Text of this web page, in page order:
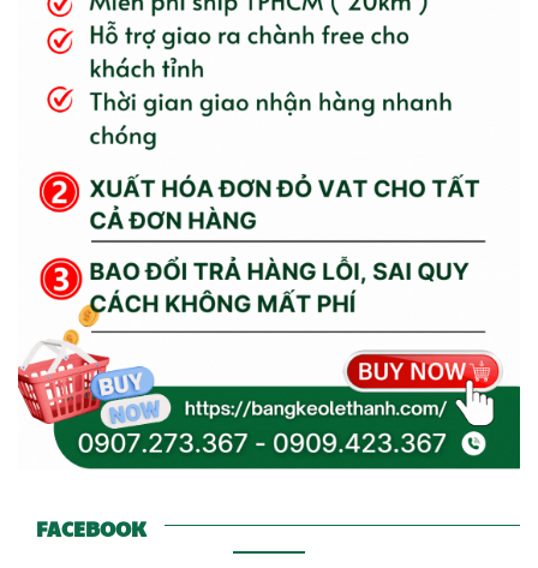
FACEBOOK